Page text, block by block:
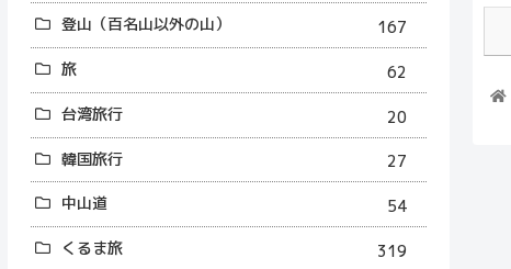
登山（百名山以外の山）
167
旅
62
台湾旅行
20
韓国旅行
27
中山道
54
くるま旅
319